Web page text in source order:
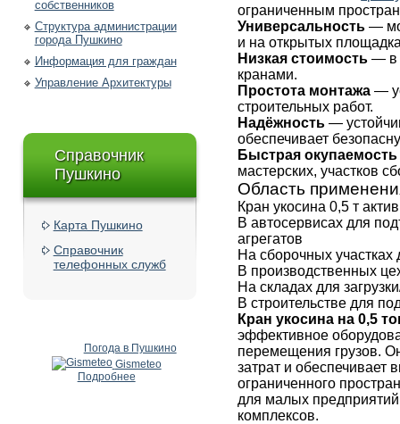
собственников
Структура администрации
города Пушкино
Информация для граждан
Управление Архитектуры
Справочник
Пушкино
Карта Пушкино
Справочник
телефонных служб
Погода в Пушкино
Gismeteo
Подробнее
ограниченным
Универсальность —
и на открытых
Низкая стоимость — в
кранами.
Простота монтажа —
строительных работ.
Надёжность —
обеспечивает
Быстрая окупаемость
мастерских, участков
Область
Кран укосина 0,5 т
В автосервисах для
агрегатов
На сборочных
В производственных
На складах для
В строительстве для
Кран укосина на 0,5
эффективное
перемещения грузов.
затрат и обеспечивает
ограниченного
для малых
комплексов.